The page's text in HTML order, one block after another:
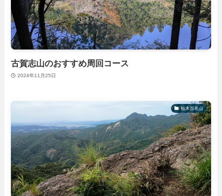
古賀志山のおすすめ周回コース
2024年11月25日
栃木百名山